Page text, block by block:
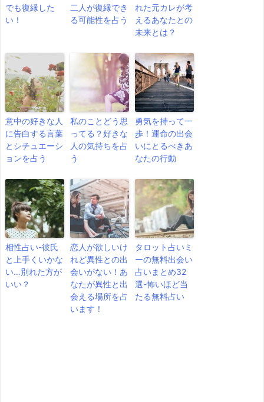
でも復縁した
い！
二人が復縁でき
る可能性を占う
れた元カレが考
えるあなたとの
未来とは？
意中の好きな人
に告白する言葉
とシチュエーシ
ョンを占う
私のことどう思
ってる？好きな
人の気持ちを占
う
勇気を持って一
歩！運命の出会
いにとるべきあ
なたの行動
相性占い-彼氏
と上手くいかな
い…別れた方が
いい？
恋人が欲しいけ
れど異性との出
会いがない！あ
なたが異性と出
会える場所を占
います！
タロット占いミ
ーの無料出会い
占いまとめ32
選-怖いほど当
たる無料占い